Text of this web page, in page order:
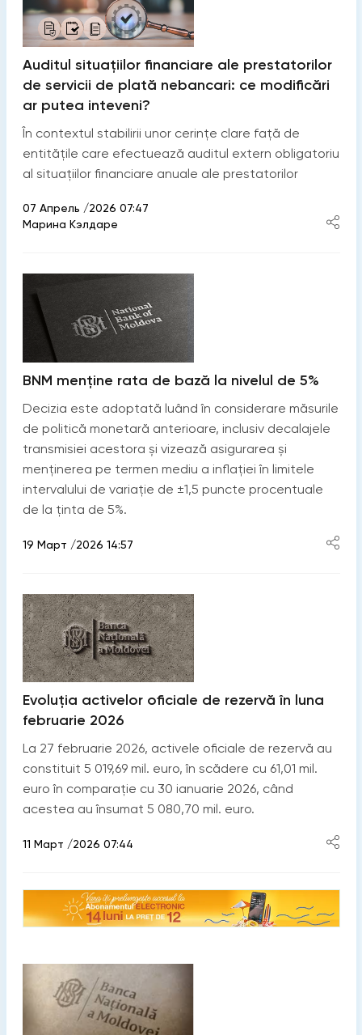
Auditul situațiilor financiare ale prestatorilor
de servicii de plată nebancari: ce modificări
ar putea inteveni?
În contextul stabilirii unor cerințe clare față de
entitățile care efectuează auditul extern obligatoriu
al situațiilor financiare anuale ale prestatorilor
07 Апрель /2026 07:47
Марина Кэлдаре
BNM menține rata de bază la nivelul de 5%
Decizia este adoptată luând în considerare măsurile
de politică monetară anterioare, inclusiv decalajele
transmisiei acestora și vizează asigurarea și
menținerea pe termen mediu a inflației în limitele
intervalului de variație de ±1,5 puncte procentuale
de la ținta de 5%.
19 Март /2026 14:57
Evoluția activelor oficiale de rezervă în luna
februarie 2026
La 27 februarie 2026, activele oficiale de rezervă au
constituit 5 019,69 mil. euro, în scădere cu 61,01 mil.
euro în comparație cu 30 ianuarie 2026, când
acestea au însumat 5 080,70 mil. euro.
11 Март /2026 07:44